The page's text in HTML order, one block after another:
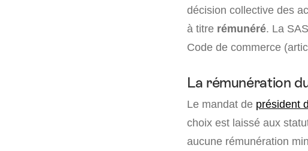
décision collective des
à titre rémunéré. La
Code de commerce
La rémunération
Le mandat de président
choix est laissé aux
aucune rémunération